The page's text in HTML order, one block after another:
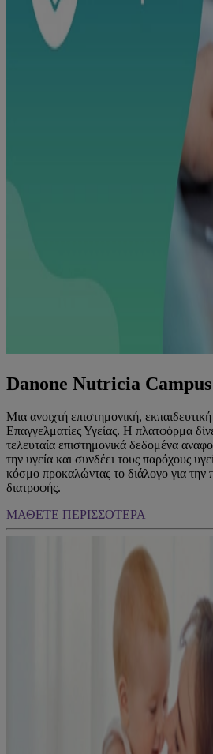
Danone Nutricia Campus
Μια ανοιχτή επιστημονική,
Επαγγελματίες Υγείας. Η πλατφόρμα
τελευταία επιστημονικά δεδομένα
την υγεία και συνδέει τους παρόχους
κόσμο προκαλώντας το διάλογο για την
διατροφής.​
ΜΑΘΕΤΕ ΠΕΡΙΣΣΟΤΕΡΑ